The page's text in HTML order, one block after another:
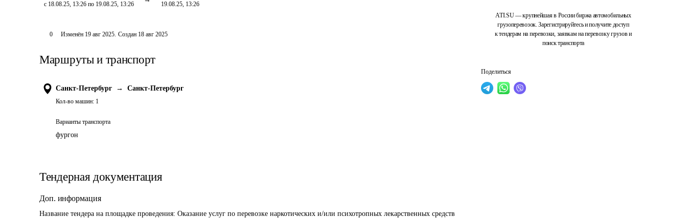
с 18.08.25, 13:26 по 19.08.25, 13:26
19.08.25, 13:26
ATI.SU — крупнейшая в России биржа автомобильных
грузоперевозок. Зарегистрируйтесь и получите доступ
к тендерам на перевозки, заявкам на перевозку грузов и
поиск транспорта
Поделиться
0 Изменён 19 авг 2025. Создан 18 авг 2025
Маршруты и транспорт
Санкт-Петербург → Санкт-Петербург
Кол-во машин: 1
Варианты транспорта
фургон
Тендерная документация
Доп. информация
Название тендера на площадке проведения: Оказание услуг по перевозке наркотических и/или психотропных лекарственных средств